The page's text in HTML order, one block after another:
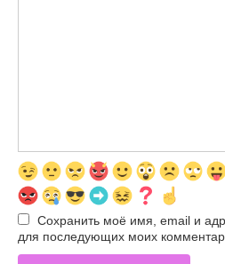
Сохранить моё имя, email и
для последующих моих